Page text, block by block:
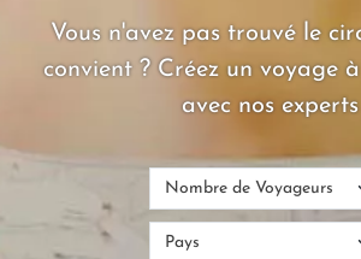
Vous n'avez pas trouvé le
convient ? Créez un voyage
avec nos experts